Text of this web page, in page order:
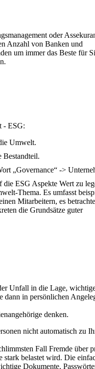
oder
Anzahl von Banken und
um immer das Beste für
- ESG:
Umwelt.
Bestandteil.
„Governance“ ->
die ESG Aspekte Wert zu
Thema. Es umfasst
Mitarbeitern, es
die Grundsätze guter
Unfall in die Lage,
dann in persönlichen
denken.
nicht automatisch zu
Fall Fremde über
belastet wird. Die
Dokumente,